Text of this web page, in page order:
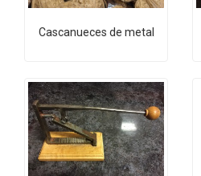
Cascanueces de metal